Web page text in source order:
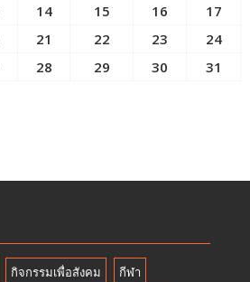
14 15 16
17
21 22 23
24
28 29 30 31
กิจกรรมเพื่อสังคม กีฬา